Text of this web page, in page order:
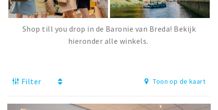
Nieuws, interviews & blogs
Recreatief
Winkels
Shop till you drop in de Baronie van Breda! Bekijk
hieronder alle winkels.
Filter Toon op de kaart